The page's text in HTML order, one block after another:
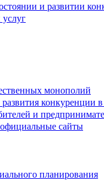
и развитии
услуг
монополий
конкуренции
и
сайты
планирования